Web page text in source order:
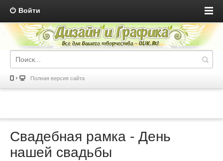
Войти
Полная версия сайта
Свадебная рамка - День
нашей свадьбы